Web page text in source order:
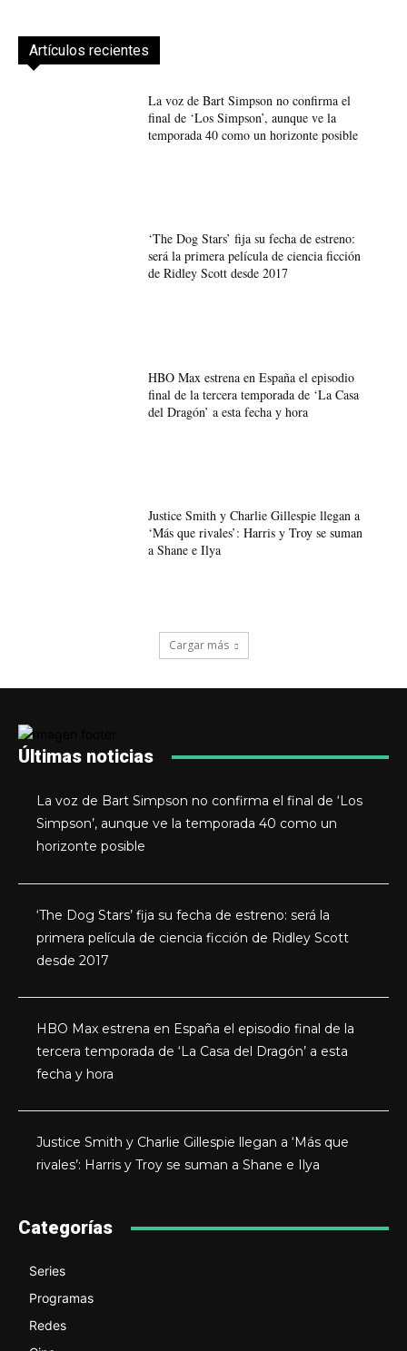
Artículos recientes
La voz de Bart Simpson no confirma el
final de ‘Los Simpson’, aunque ve la
temporada 40 como un horizonte posible
‘The Dog Stars’ fija su fecha de estreno:
será la primera película de ciencia ficción
de Ridley Scott desde 2017
HBO Max estrena en España el episodio
final de la tercera temporada de ‘La Casa
del Dragón’ a esta fecha y hora
Justice Smith y Charlie Gillespie llegan a
‘Más que rivales’: Harris y Troy se suman
a Shane e Ilya
Cargar más
Últimas noticias
La voz de Bart Simpson no confirma el final de ‘Los
Simpson’, aunque ve la temporada 40 como un
horizonte posible
‘The Dog Stars’ fija su fecha de estreno: será la
primera película de ciencia ficción de Ridley Scott
desde 2017
HBO Max estrena en España el episodio final de la
tercera temporada de ‘La Casa del Dragón’ a esta
fecha y hora
Justice Smith y Charlie Gillespie llegan a ‘Más que
rivales’: Harris y Troy se suman a Shane e Ilya
Categorías
Series
Programas
Redes